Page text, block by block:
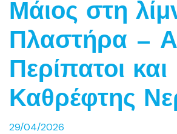
Μάιος στη
Πλαστήρα —
Περίπατοι και
Καθρέφτης
29/04/2026